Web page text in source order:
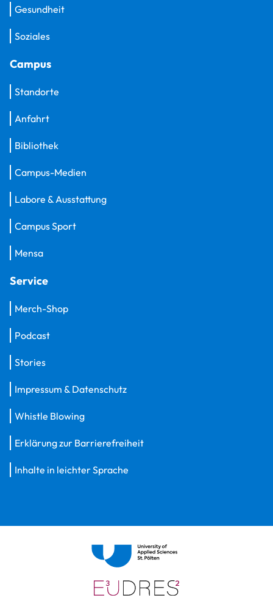
Gesundheit
Soziales
Campus
Standorte
Anfahrt
Bibliothek
Campus-Medien
Labore & Ausstattung
Campus Sport
Mensa
Service
Merch-Shop
Podcast
Stories
Impressum & Datenschutz
Whistle Blowing
Erklärung zur Barrierefreiheit
Inhalte in leichter Sprache